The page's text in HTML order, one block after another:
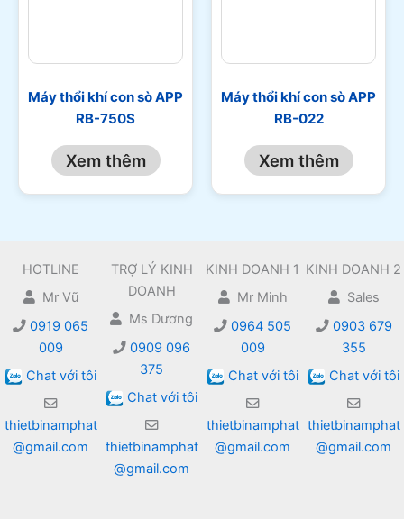
Máy thổi khí con sò APP
RB-750S
Xem thêm
Máy thổi khí con sò APP
RB-022
Xem thêm
HOTLINE
Mr Vũ
0919 065
009
Chat với tôi
thietbinamphat
@gmail.com
TRỢ LÝ KINH
DOANH
Ms Dương
0909 096
375
Chat với tôi
thietbinamphat
@gmail.com
KINH DOANH 1
Mr Minh
0964 505
009
Chat với tôi
thietbinamphat
@gmail.com
KINH DOANH 2
Sales
0903 679
355
Chat với tôi
thietbinamphat
@gmail.com